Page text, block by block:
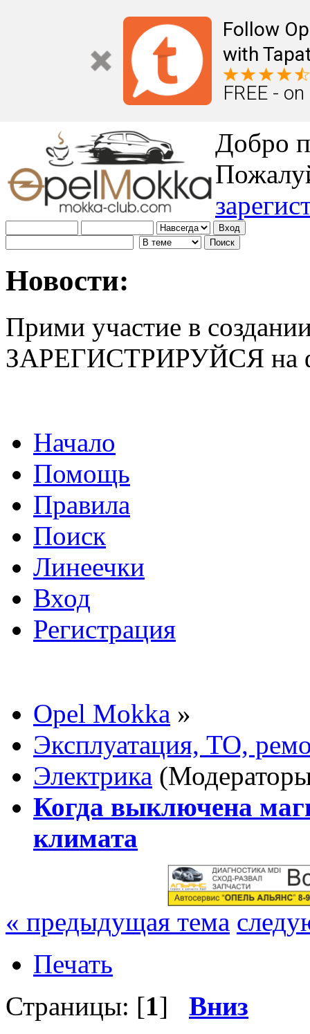
Follow
with
FREE -
Добро
Новости:
Прими участие в
ЗАРЕГИСТРИРУЙСЯ на
Начало
Помощь
Правила
Поиск
Линеечки
Вход
Регистрация
Opel Mokka »
Эксплуатация, ТО,
Электрика
Когда выключена
климата
« предыдущая тема
Печать
Страницы: [1] Вниз